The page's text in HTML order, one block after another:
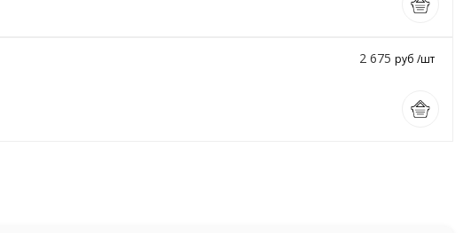
2 675 руб /шт